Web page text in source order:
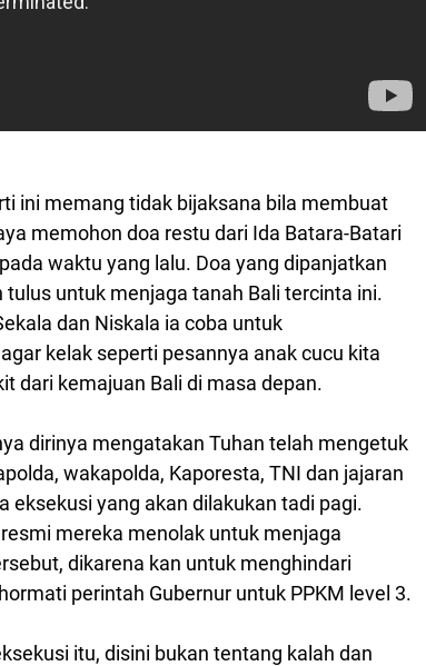
ini memang tidak bijaksana bila membuat
memohon doa restu dari Ida Batara-Batari
waktu yang lalu. Doa yang dipanjatkan
untuk menjaga tanah Bali tercinta ini.
dan Niskala ia coba untuk
kelak seperti pesannya anak cucu kita
dari kemajuan Bali di masa depan.
dirinya mengatakan Tuhan telah mengetuk
wakapolda, Kaporesta, TNI dan jajaran
eksekusi yang akan dilakukan tadi pagi.
mereka menolak untuk menjaga
dikarena kan untuk menghindari
perintah Gubernur untuk PPKM level 3.
itu, disini bukan tentang kalah dan